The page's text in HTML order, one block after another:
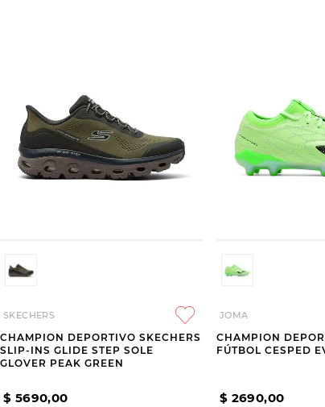
SKECHERS
CHAMPION DEPORTIVO SKECHERS
SLIP-INS GLIDE STEP SOLE
GLOVER PEAK GREEN
$ 5690,00
JOMA
CHAMPION
FÚTBOL CESPED
$ 2690,00